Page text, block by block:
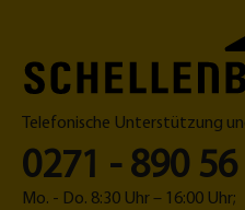
le
6
5
m
m
Telefonische Unterstützung
0271 - 890
Mo. - Do. 8:30 Uhr – 16:00 Uhr;